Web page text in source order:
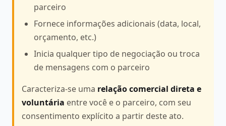
parceiro
Fornece informações adicionais (data, local,
orçamento, etc.)
Inicia qualquer tipo de negociação ou troca
de mensagens com o parceiro
Caracteriza-se uma relação comercial direta e
voluntária entre você e o parceiro, com seu
consentimento explícito a partir deste ato.